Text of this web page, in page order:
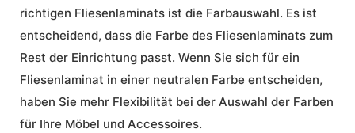
richtigen Fliesenlaminats ist die Farbauswahl. Es ist
entscheidend, dass die Farbe des Fliesenlaminats zum
Rest der Einrichtung passt. Wenn Sie sich für ein
Fliesenlaminat in einer neutralen Farbe entscheiden,
haben Sie mehr Flexibilität bei der Auswahl der Farben
für Ihre Möbel und Accessoires.